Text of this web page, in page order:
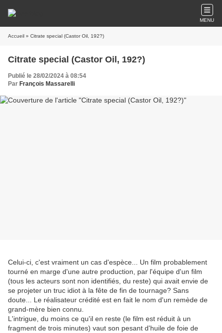
MENU
Accueil » Citrate special (Castor Oil, 192?)
Citrate special (Castor Oil, 192?)
Publié le 28/02/2024 à 08:54
Par François Massarelli
Celui-ci, c'est vraiment un cas d'espèce... Un film probablement
tourné en marge d'une autre production, par l'équipe d'un film
(tous les acteurs sont non identifiés, du reste) qui avait envie de
se projeter un truc idiot à la fête de fin de tournage? Sans
doute... Le réalisateur crédité est en fait le nom d'un remède de
grand-mère bien connu.
L'intrigue, du moins ce qu'il en reste (le film est réduit à un
fragment de trois minutes) vaut son pesant d'huile de foie de